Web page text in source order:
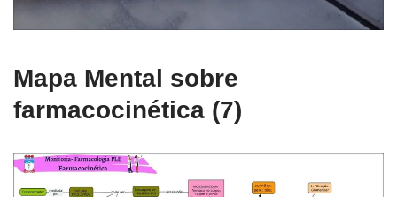
Mapa Mental sobre
farmacocinética (7)